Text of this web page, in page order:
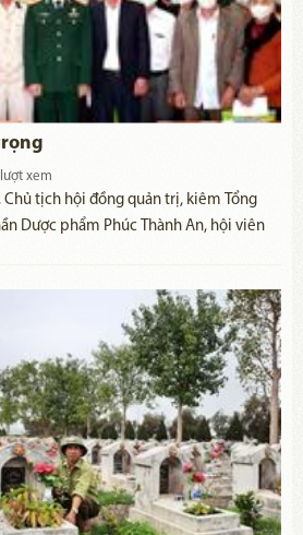
xem
Chủ tịch hội đồng quản trị, kiêm Tổng
Dược phẩm Phúc Thành An, hội viên
là người tích cực đóng góp cho các hoạt